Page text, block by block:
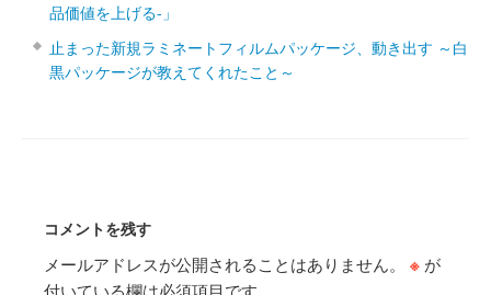
品価値を上げる‐」
止まった新規ラミネートフィルムパッケージ、動き出す ～白
黒パッケージが教えてくれたこと～
コメントを残す
メールアドレスが公開されることはありません。 ※ が
付いている欄は必須項目です